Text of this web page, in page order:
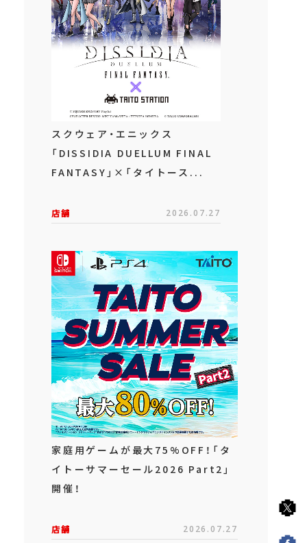
スクウェア・エニックス
「DISSIDIA DUELLUM FINAL
FANTASY」×「タイトース...
店舗 2026.07.27
家庭用ゲームが最大75%OFF！「タ
イトーサマーセール2026 Part2」
開催！
店舗 2026.07.27